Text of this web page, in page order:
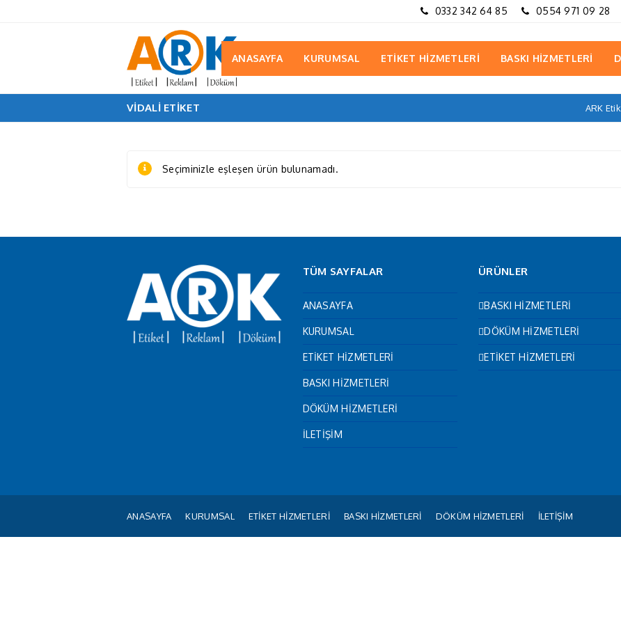
0332 342 64 85 0554 971 09 28
ANASAYFA KURUMSAL ETİKET HİZMETLERİ BASKI HİZMETLERİ
VIDALI ETIKET ARK
Seçiminizle eşleşen ürün bulunamadı.
TÜM SAYFALAR
ANASAYFA
KURUMSAL
ETİKET HİZMETLERİ
BASKI HİZMETLERİ
DÖKÜM HİZMETLERİ
İLETİŞİM
ÜRÜNLER
BASKI HİZMETLERİ
DÖKÜM HİZMETLERİ
ETİKET HİZMETLERİ
ANASAYFA KURUMSAL ETİKET HİZMETLERİ BASKI HİZMETLERİ DÖKÜM HİZMETLERİ İLETİŞİM